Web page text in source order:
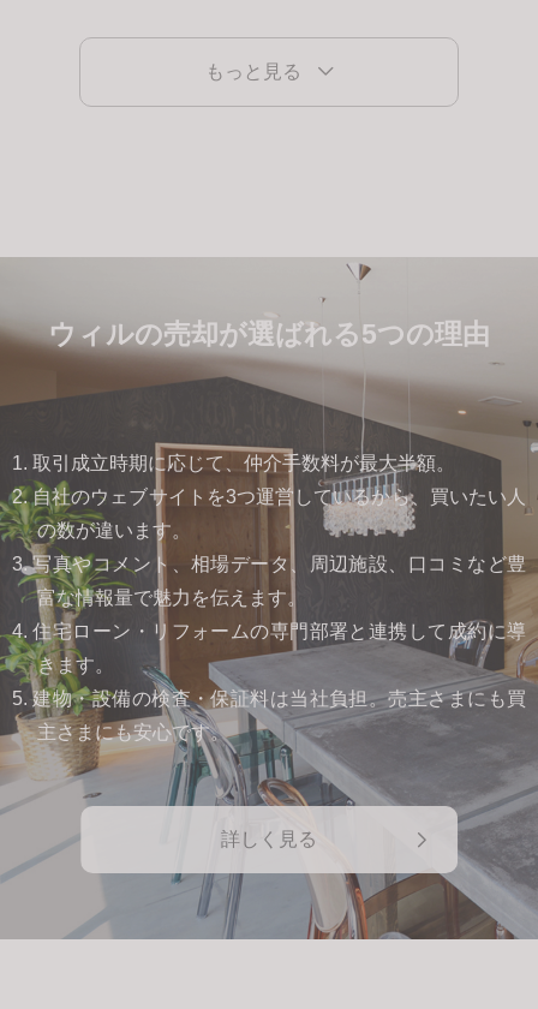
もっと見る
ウィルの売却が選ばれる5つの理由
1. 取引成立時期に応じて、仲介手数料が最大半額。
2. 自社のウェブサイトを3つ運営しているから、買いたい人
の数が違います。
3. 写真やコメント、相場データ、周辺施設、口コミなど豊
富な情報量で魅力を伝えます。
4. 住宅ローン・リフォームの専門部署と連携して成約に導
きます。
5. 建物・設備の検査・保証料は当社負担。売主さまにも買
主さまにも安心です。
詳しく見る